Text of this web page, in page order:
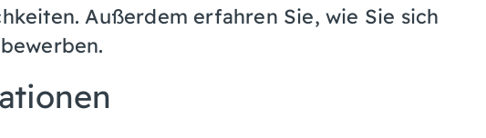
Außerdem erfahren Sie, wie Sie sich